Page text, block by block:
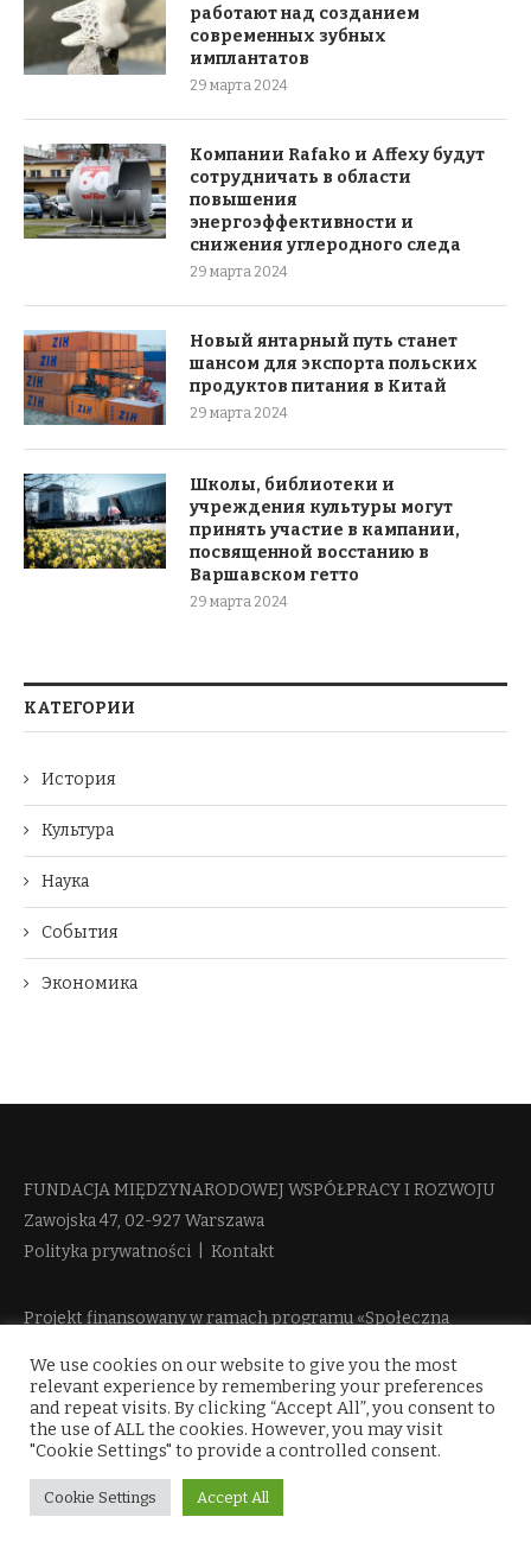
работают над созданием
современных зубных
имплантатов
29 марта 2024
Компании Rafako и Affexy будут
сотрудничать в области
повышения
энергоэффективности и
снижения углеродного следа
29 марта 2024
Новый янтарный путь станет
шансом для экспорта польских
продуктов питания в Китай
29 марта 2024
Школы, библиотеки и
учреждения культуры могут
принять участие в кампании,
посвященной восстанию в
Варшавском гетто
29 марта 2024
КАТЕГОРИИ
История
Культура
Наука
События
Экономика
FUNDACJA MIĘDZYNARODOWEJ WSPÓŁPRACY I ROZWOJU​
Zawojska 47, 02-927 Warszawa
Polityka prywatności
Kontakt
Projekt finansowany w ramach programu «Społeczna
więcej informacji
We use cookies on our website to give you the most
relevant experience by remembering your preferences
and repeat visits. By clicking “Accept All”, you consent to
the use of ALL the cookies. However, you may visit
"Cookie Settings" to provide a controlled consent.
Cookie Settings Accept All